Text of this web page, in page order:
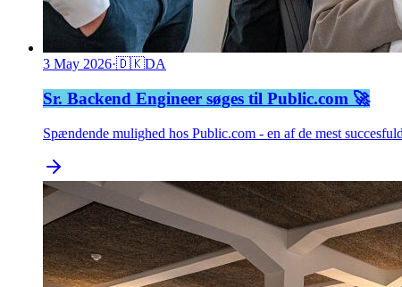
3 May 2026·🇩🇰DA
Sr. Backend Engineer søges til Public.com 🚀
Spændende mulighed hos Public.com - en af de mest